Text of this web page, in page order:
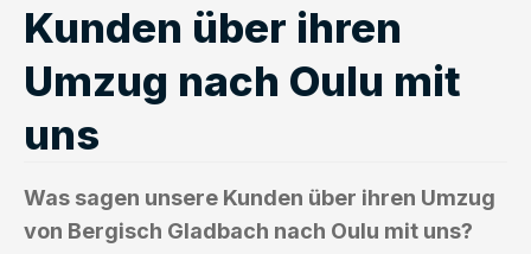
Kunden über ihren
Umzug nach Oulu mit
uns
Was sagen unsere Kunden über ihren Umzug
von Bergisch Gladbach nach Oulu mit uns?